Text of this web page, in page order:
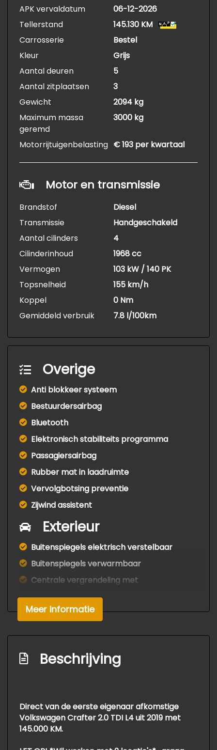
APK vervaldatum
06-12-2026
Tellerstand
145.130 KM
Carrosserie
Bestel
Kleur
Grijs
Aantal deuren
5
Aantal zitplaatsen
3
Gewicht
2094 kg
Maximum massa
geremd
3000 kg
Motorrijtuigenbelasting € 193 per kwartaal
Motor en transmissie
Brandstof
Diesel
Transmissie
Handgeschakeld
Aantal cilinders
4
Cilinderinhoud
1968 cc
Vermogen
103 kW / 140 PK
Topsnelheid
155 km/h
Koppel
0 Nm
Gemiddeld verbruik
7.8 l/100km
Overige
Anti blokkeer systeem
Bestuurdersairbag
Bluetooth
Elektronisch stabiliteits programma
Passagiersairbag
Rubber mat in laadruimte
Vervolgbotsing preventie
Zijwind assistent
Exterieur
Buitenspiegels elektrisch verstelbaar
Buitenspiegels verwarmbaar
Centrale vergrendeling met
Getint warmtewerend glas
Warmtewerend glas
Interieur
Bestuurdersstoel in hoogte verstelbaar
Elektrische ramen voor
Meer informatie
Beschrijving
Direct van de eerste eigenaar afkomstige
Volkswagen Crafter 2.0 TDI L4 uit 2019 met
145.000 KM.